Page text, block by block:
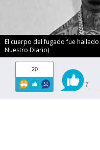
El cuerpo del fugado fue hallado
Nuestro Diario)
20
7